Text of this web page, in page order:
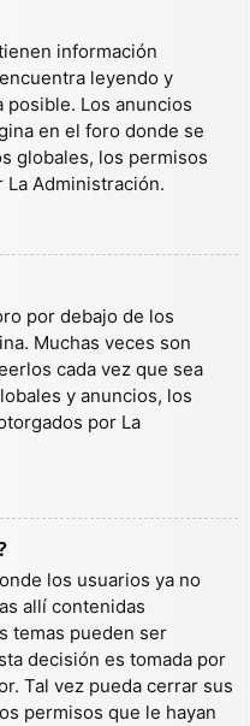
información
leyendo y
posible. Los anuncios
en el foro donde se
globales, los permisos
La Administración.
por debajo de los
Muchas veces son
cada vez que sea
y anuncios, los
por La
los usuarios ya no
allí contenidas
temas pueden ser
decisión es tomada por
Tal vez pueda cerrar sus
permisos que le hayan